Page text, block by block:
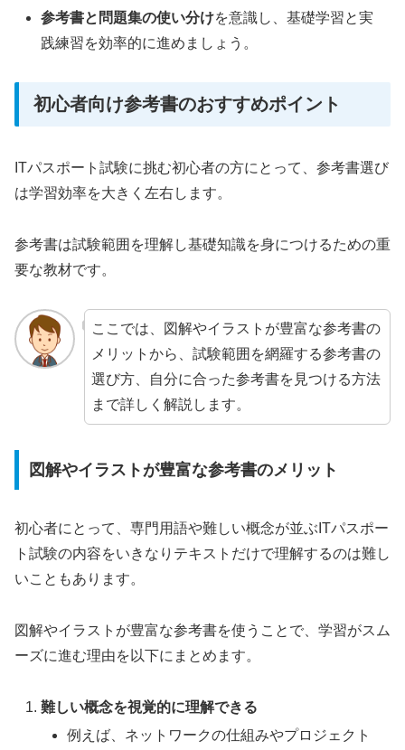
参考書と問題集の使い分けを意識し、基礎学習と実
践練習を効率的に進めましょう。
初心者向け参考書のおすすめポイント
ITパスポート試験に挑む初心者の方にとって、参考書選び
は学習効率を大きく左右します。
参考書は試験範囲を理解し基礎知識を身につけるための重
要な教材です。
ここでは、図解やイラストが豊富な参考書の
メリットから、試験範囲を網羅する参考書の
選び方、自分に合った参考書を見つける方法
まで詳しく解説します。
図解やイラストが豊富な参考書のメリット
初心者にとって、専門用語や難しい概念が並ぶITパスポー
ト試験の内容をいきなりテキストだけで理解するのは難し
いこともあります。
図解やイラストが豊富な参考書を使うことで、学習がスム
ーズに進む理由を以下にまとめます。
難しい概念を視覚的に理解できる
例えば、ネットワークの仕組みやプロジェクト